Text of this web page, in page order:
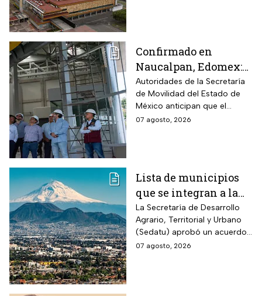
Confirmado en
Naucalpan, Edomex:
la Línea 3 del
Mexicable llega al
71,4% de avance y
anuncian cuándo
Autoridades de la Secretaría
de Movilidad del Estado de
México anticipan que el
transporte teleférico reducirá
07 agosto, 2026
Lista de municipios
que se integran a la
Zona Metropolitana
del Valle de México
La Secretaría de Desarrollo
Agrario, Territorial y Urbano
(Sedatu) aprobó un acuerdo
para que se integren más
07 agosto, 2026